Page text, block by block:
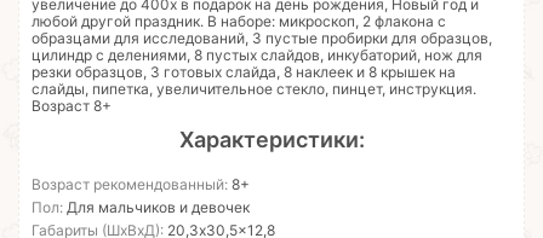
увеличение до 400х в подарок на день рождения, Новый год и
любой другой праздник. В наборе: микроскоп, 2 флакона с
образцами для исследований, 3 пустые пробирки для образцов,
цилиндр с делениями, 8 пустых слайдов, инкубаторий, нож для
резки образцов, 3 готовых слайда, 8 наклеек и 8 крышек на
слайды, пипетка, увеличительное стекло, пинцет, инструкция.
Возраст 8+
Характеристики:
Возраст рекомендованный: 8+
Пол: Для мальчиков и девочек
Габариты (ШхВхД): 20,3x30,5x12,8